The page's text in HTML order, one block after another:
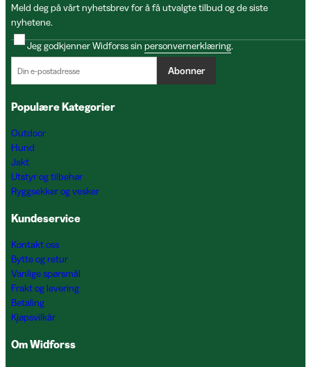
Meld deg på vårt nyhetsbrev for å få utvalgte tilbud og de siste
nyhetene.
Jeg godkjenner Widforss sin personvernerklæring.
Abonner
Populære Kategorier
Outdoor
Hund
Jakt
Utstyr og tilbehør
Ryggsekker og vesker
Kundeservice
Kontakt oss
Bytte og retur
Vanlige spørsmål
Frakt og levering
Betaling
Kjøpsvilkår
Om Widforss